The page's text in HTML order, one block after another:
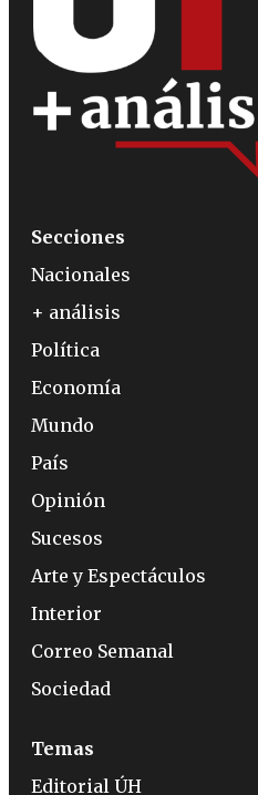
Secciones
Nacionales
+ análisis
Política
Economía
Mundo
País
Opinión
Sucesos
Arte y Espectáculos
Interior
Correo Semanal
Sociedad
Temas
Editorial ÚH